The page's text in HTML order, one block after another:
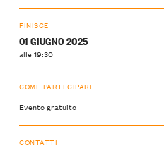
FINISCE
01 GIUGNO 2025
alle 19:30
COME PARTECIPARE
Evento gratuito
CONTATTI